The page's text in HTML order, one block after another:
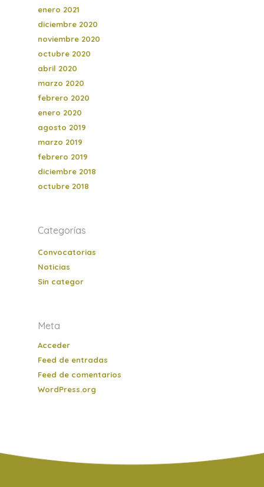
enero 2021
diciembre 2020
noviembre 2020
octubre 2020
abril 2020
marzo 2020
febrero 2020
enero 2020
agosto 2019
marzo 2019
febrero 2019
diciembre 2018
octubre 2018
Categorías
Convocatorias
Noticias
Sin categor
Meta
Acceder
Feed de entradas
Feed de comentarios
WordPress.org